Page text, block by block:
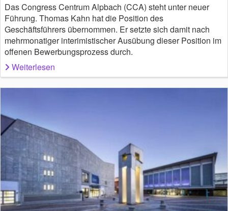
Das Congress Centrum Alpbach (CCA) steht unter neuer
Führung. Thomas Kahn hat die Position des
Geschäftsführers übernommen. Er setzte sich damit nach
mehrmonatiger interimistischer Ausübung dieser Position im
offenen Bewerbungsprozess durch.
Weiterlesen